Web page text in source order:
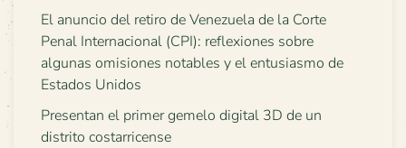
El anuncio del retiro de Venezuela de la Corte
Penal Internacional (CPI): reflexiones sobre
algunas omisiones notables y el entusiasmo de
Estados Unidos
Presentan el primer gemelo digital 3D de un
distrito costarricense